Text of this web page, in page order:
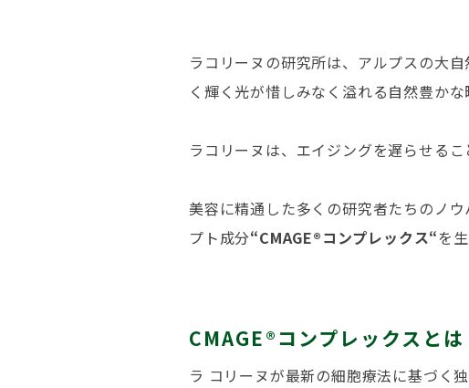
ラコリーヌの研究所は、アルプスの大
く輝く光が惜しみなく溢れる自然豊かな
ラコリーヌは、エイジングを遅らせる
美容に精通した多くの研究者たちのノ
プト成分“CMAGE®コンプレックス“を
CMAGE®コンプレックスとは
ラ コリーヌが最新の細胞療法に基づく